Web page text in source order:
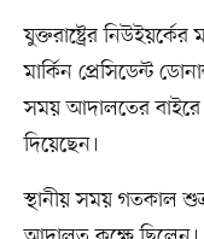
যুক্তরাষ্ট্রের
মার্কিন প্রেসিডেন্ট
সময় আদালতের
দিয়েছেন।
স্থানীয় সময় গতকাল